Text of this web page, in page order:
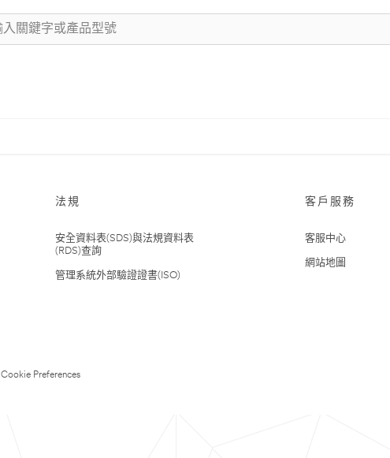
法規
安全資料表(SDS)與法規資料表
(RDS)查詢
管理系統外部驗證證書(ISO)
客戶服務
客服中心
網站地圖
Cookie Preferences